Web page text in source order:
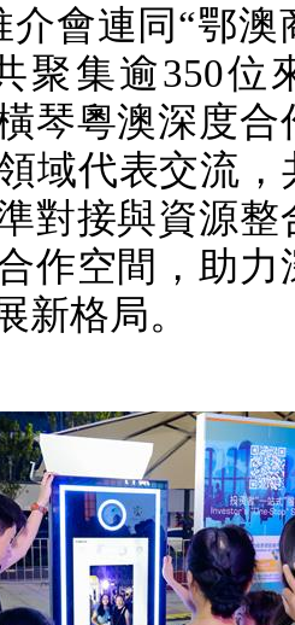
介會連同“鄂澳
聚集逾350位
琴粵澳深度合
域代表交流，
對接與資源整
作空間，助力
新格局。